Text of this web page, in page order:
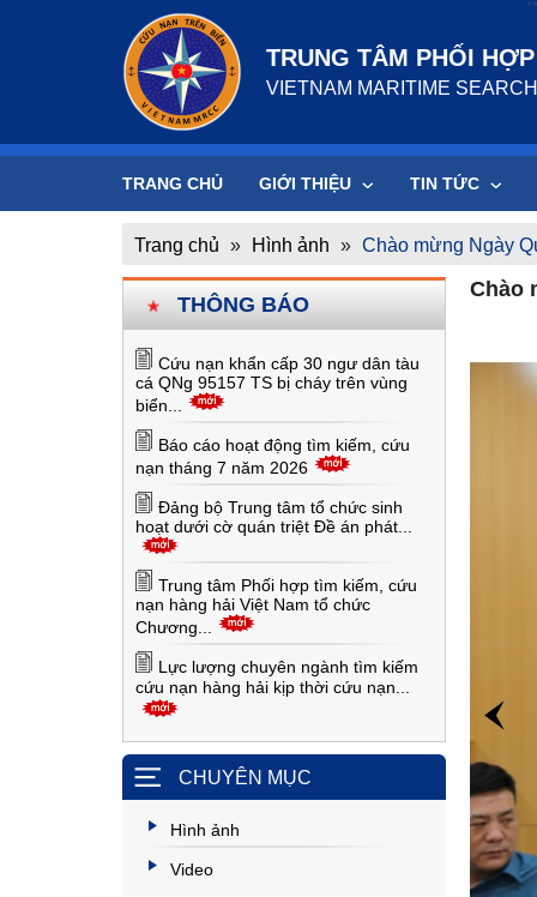
TRUNG TÂM PHỐI
VIETNAM MARITIME
TRANG CHỦ GIỚI THIỆU TIN TỨC
Trang chủ » Hình ảnh » Chào mừng Ngày
THÔNG BÁO
Cứu nạn khẩn cấp 30 ngư dân tàu
cá QNg 95157 TS bị cháy trên vùng
biển...
Báo cáo hoạt động tìm kiếm, cứu
nạn tháng 7 năm 2026
Đảng bộ Trung tâm tổ chức sinh
hoạt dưới cờ quán triệt Đề án phát...
Trung tâm Phối hợp tìm kiếm, cứu
nạn hàng hải Việt Nam tổ chức
Chương...
Lực lượng chuyên ngành tìm kiếm
cứu nạn hàng hải kịp thời cứu nạn...
CHUYÊN MỤC
Hình ảnh
Video
Chào